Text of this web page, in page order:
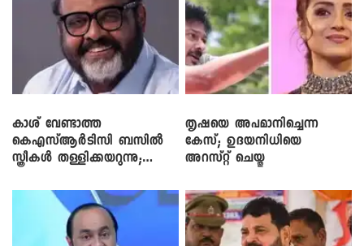
കാശ് വേണ്ടാത്ത
കെഎസ്ആർടിസി ബസിൽ
സ്ത്രീകൾ തള്ളിക്കയറുന്നു;
തൃഷയെ അപമാനിച്ചെന്ന
കേസ്; ഉദയനിധിയെ
അറസ്റ്റ് ചെയ്തു